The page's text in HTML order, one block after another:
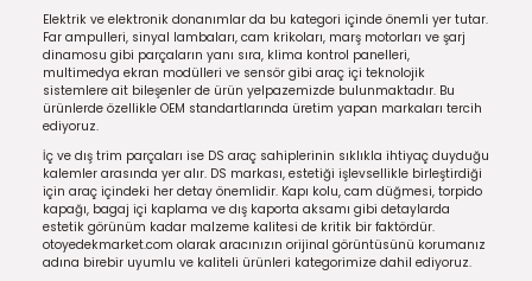
Elektrik ve elektronik donanımlar da bu kategori içinde önemli yer tutar.
Far ampulleri, sinyal lambaları, cam krikoları, marş motorları ve şarj
dinamosu gibi parçaların yanı sıra, klima kontrol panelleri,
multimedya ekran modülleri ve sensör gibi araç içi teknolojik
sistemlere ait bileşenler de ürün yelpazemizde bulunmaktadır. Bu
ürünlerde özellikle OEM standartlarında üretim yapan markaları tercih
ediyoruz.
İç ve dış trim parçaları ise DS araç sahiplerinin sıklıkla ihtiyaç duyduğu
kalemler arasında yer alır. DS markası, estetiği işlevsellikle birleştirdiği
için araç içindeki her detay önemlidir. Kapı kolu, cam düğmesi, torpido
kapağı, bagaj içi kaplama ve dış kaporta aksamı gibi detaylarda
estetik görünüm kadar malzeme kalitesi de kritik bir faktördür.
otoyedekmarket.com olarak aracınızın orijinal görüntüsünü korumanız
adına birebir uyumlu ve kaliteli ürünleri kategorimize dahil ediyoruz.